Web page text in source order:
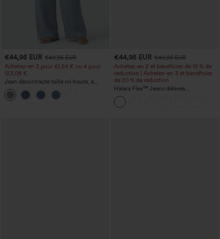
€44,95 EUR €49,95 EUR
Achetez-en 2 pour 61,54 € ou 4 pour
123,08 €.
Jean décontracté taille mi‑haute, à
cordon de serrage, avec poches
€44,95 EUR €49,95 EUR
Achetez-en 2 et bénéficiez de 10 % de
réduction | Achetez-en 3 et bénéficiez
de 20 % de réduction
Halara Flex™ Jeans délavés
décontractés, coupe baggy à jambe
large, taille basse asymétrique, poches
zippées